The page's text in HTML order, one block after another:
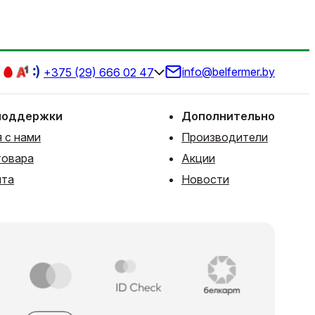
+375 (29) 666 02 47 info@belfermer.by
с нами
Дополнительно
Производители
Акции
Новости